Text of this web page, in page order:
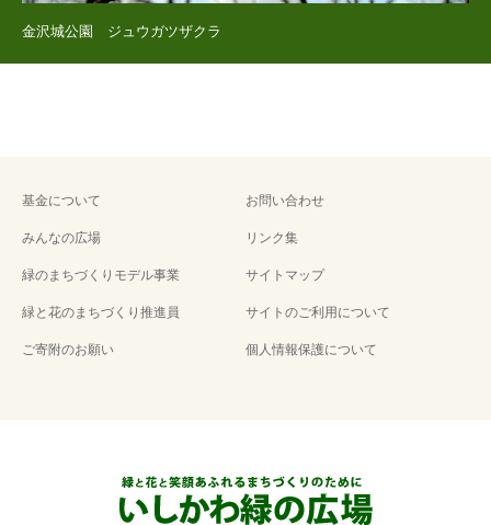
金沢城公園 ジュウガツザクラ
基金について
みんなの広場
緑のまちづくりモデル事業
緑と花のまちづくり推進員
ご寄附のお願い
お問い合わせ
リンク集
サイトマップ
サイトのご利用について
個人情報保護について